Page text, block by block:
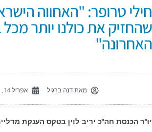
טרופר: "האחווה
את כולנו יותר
מאתדנה ברגיל אפריל 14, 2021
הכנסת חה"כ יריב לוין בטקס הענקת